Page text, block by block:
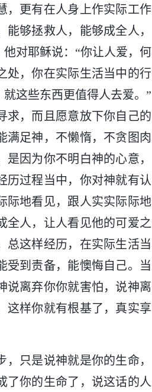
，更有在人身上作实际工作
够拯救人，能够成全人，
对耶稣说：“你让人爱，何
处，你在实际生活当中的行
这些东西更值得人去爱。”
求，而且愿意放下你自己的
满足神，不懒惰，不贪图肉
因为你不明白神的心意，
历过程当中，你对神就有认
际地看见，跟人实实际际地
全人，让人看见他的可爱之
总这样经历，在实际生活当
受到责备，能懊悔自己。当
说离弃你你就害怕，说神离
这样你就有根基了，真实享
只是说神就是你的生命，
了你的生命了，说这话的人